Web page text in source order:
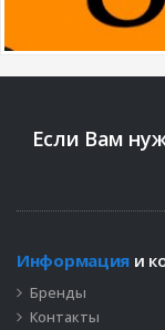
Если Вам
Информация и
Бренды
Контакты